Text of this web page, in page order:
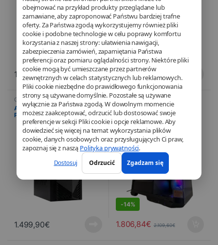
obejmować na przykład produkty przeglądane lub
zamawiane, aby zaproponować Państwu bardziej trafne
oferty. Za Państwa zgodą wykorzystujemy również pliki
cookie i podobne technologie w celu poprawy komfortu
korzystania z naszej strony: ułatwienia nawigacji,
zabezpieczenia zamówień, zapamiętania Państwa
preferencji oraz pomiaru oglądalności strony. Niektóre pliki
cookie mogą być umieszczane przez partnerów
zewnętrznych w celach statystycznych lub reklamowych.
Pliki cookie niezbędne do prawidłowego funkcjonowania
strony są używane domyślnie. Pozostałe są używane
wyłącznie za Państwa zgodą. W dowolnym momencie
możesz zaakceptować, odrzucić lub dostosować swoje
preferencje w sekcji Pliki cookie i opcje reklamowe. Aby
dowiedzieć się więcej na temat wykorzystania plików
cookie, danych osobowych oraz przysługujących Ci praw,
zapoznaj się z naszą Polityka prywatności.
Dostosuj Odrzucić Zgadzam się
1.229,90€ 2.499,10€
Gry,Informatyka,Komputery,
Ordinateurs gaming,Wstępnie
zmontowany
ACER Nitro N50-660 –
Processeur Intel Core Ultra 7
265F – RTX 5060 8 Go – 32 Go
DDR5 – SSD 2 To
1.499,90€
Gry,Informatyka,Komputery
Ordinateurs gaming,Wstępnie
zmontowany PROMOTIONS
PC COMET – Ryzen 5 9600X –
RTX 5070 16 Go – 32 Go DDR5
– 1 To SSD – Boîtier MAG PANO
M100R PZ
-14%
1.806,84€ 2.109,60€